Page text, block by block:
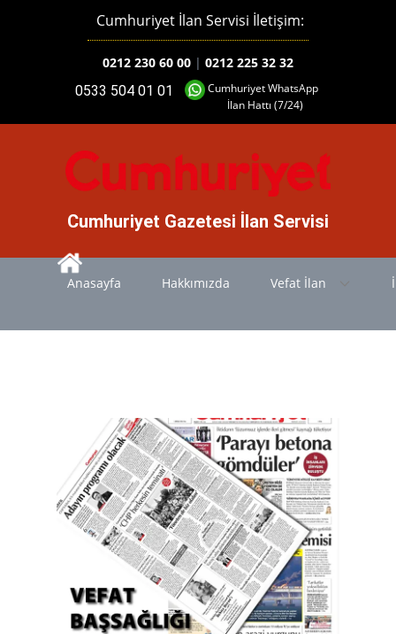
Cumhuriyet WhatsApp
İlan Hattı (7/24)
0533 504 01 01
Cumhuriyet İlan Servisi İletişim:
0212 230 60 00 | 0212 225 32 32
Cumhuriyet Gazetesi İlan Servisi
Anasayfa Hakkımızda Vefat İlan